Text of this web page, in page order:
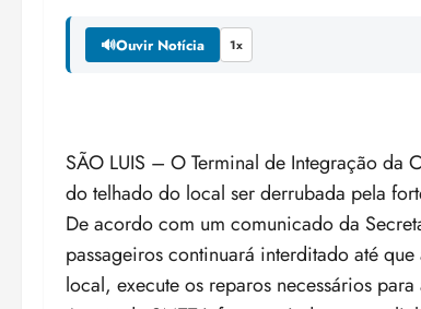
🔊Ouvir Notícia 1x
SÃO LUIS – O Terminal de Integração da
do telhado do local ser derrubada pela
De acordo com um comunicado da
passageiros continuará interditado até
local, execute os reparos necessários